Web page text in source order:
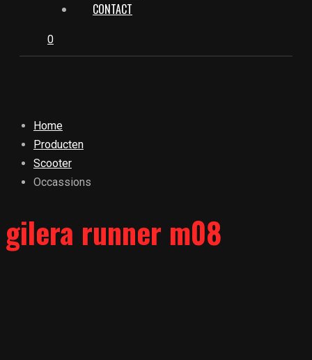
CONTACT
0
Home
Producten
Scooter
Occassions
gilera runner m08